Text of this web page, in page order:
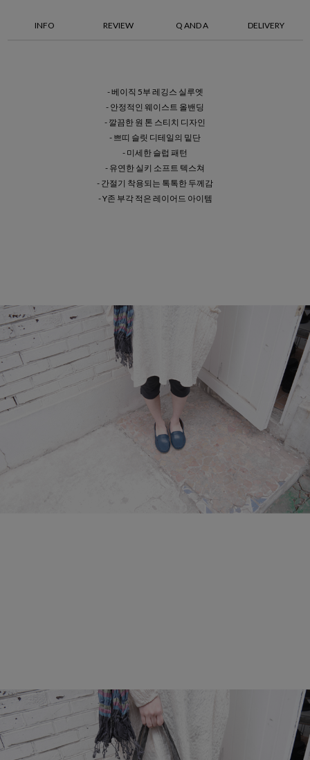
INFO REVIEW Q AND A DELIVERY
- 베이직 5부 레깅스 실루엣
- 안정적인 웨이스트 올밴딩
- 깔끔한 원 톤 스티치 디자인
- 쁘띠 슬릿 디테일의 밑단
- 미세한 슬럽 패턴
- 유연한 실키 소프트 텍스쳐
- 간절기 착용되는 톡톡한 두께감
- Y존 부각 적은 레이어드 아이템